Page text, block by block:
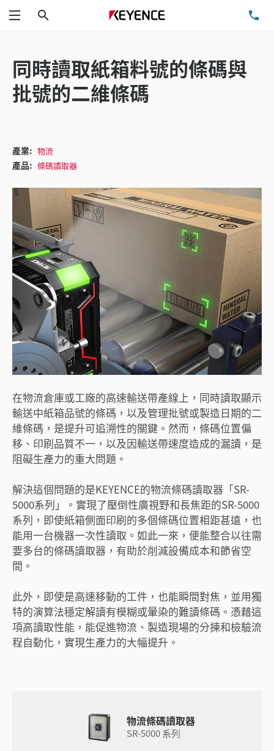
功能表
同時讀取紙箱料號的條碼與
批號的二維條碼
產業: 物流
產品: 條碼讀取器
在物流倉庫或工廠的高速輸送帶產線上，同時讀取顯示
輸送中紙箱品號的條碼，以及管理批號或製造日期的二
維條碼，是提升可追溯性的關鍵。然而，條碼位置偏
移、印刷品質不一，以及因輸送帶速度造成的漏讀，是
阻礙生產力的重大問題。
解決這個問題的是KEYENCE的物流條碼讀取器「SR-
5000系列」。實現了壓倒性廣視野和長焦距的SR-5000
系列，即使紙箱側面印刷的多個條碼位置相距甚遠，也
能用一台機器一次性讀取。如此一來，便能整合以往需
要多台的條碼讀取器，有助於削減設備成本和節省空
間。
此外，即使是高速移動的工件，也能瞬間對焦，並用獨
特的演算法穩定解讀有模糊或暈染的難讀條碼。憑藉這
項高讀取性能，能促進物流、製造現場的分揀和檢驗流
程自動化，實現生產力的大幅提升。
物流條碼讀取器
SR-5000 系列